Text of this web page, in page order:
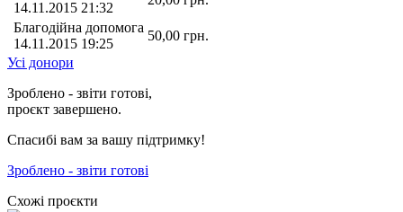
14.11.2015 21:32
Благодійна допомога
14.11.2015 19:25
50,00 грн.
Усі донори
Зроблено - звіти готові,
проєкт завершено.
Спасибі вам за вашу підтримку!
Зроблено - звіти готові
Схожі проєкти